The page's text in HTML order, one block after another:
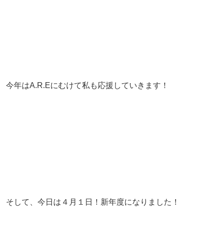
今年はA.R.Eにむけて私も応援していきます！
そして、今日は４月１日！新年度になりました！